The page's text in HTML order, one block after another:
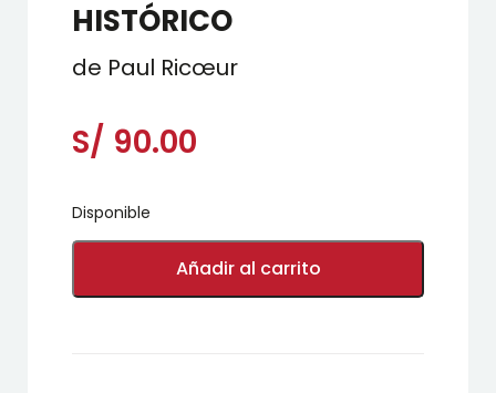
HISTÓRICO
de Paul Ricœur
S/ 90.00
Disponible
TIEMPO
NARRACIÓN.
Añadir al carrito